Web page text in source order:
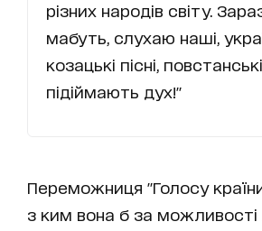
різних народів світу.
мабуть, слухаю наші,
козацькі пісні,
підіймають дух!"
Переможниця "Голосу
з ким вона б за можливості